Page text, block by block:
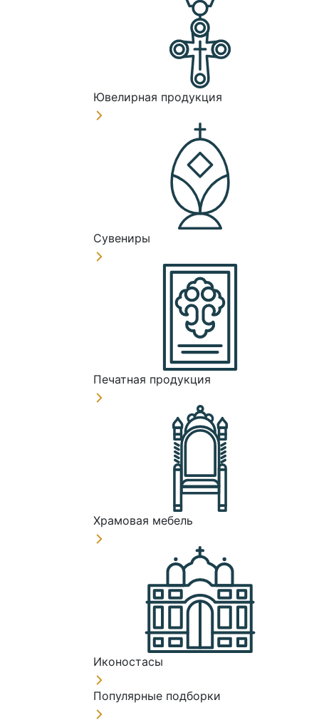
Ювелирная продукция
Сувениры
Печатная продукция
Храмовая мебель
Иконостасы
Популярные подборки